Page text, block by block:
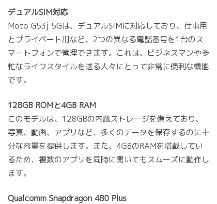
デュアルSIM対応
Moto G53j 5Gは、デュアルSIMに対応しており、仕事用
とプライベート用など、2つの異なる電話番号を1台のス
マートフォンで管理できます。これは、ビジネスマンや多
忙なライフスタイルを送る人々にとって非常に便利な機能
です。
128GB ROMと4GB RAM
このモデルは、128GBの内蔵ストレージを備えており、
写真、動画、アプリなど、多くのデータを保存するのに十
分な容量を提供します。また、4GBのRAMを搭載してい
るため、複数のアプリを同時に開いてもスムーズに動作し
ます。
Qualcomm Snapdragon 480 Plus